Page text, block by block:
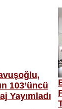
103’üncü
Yayımladı